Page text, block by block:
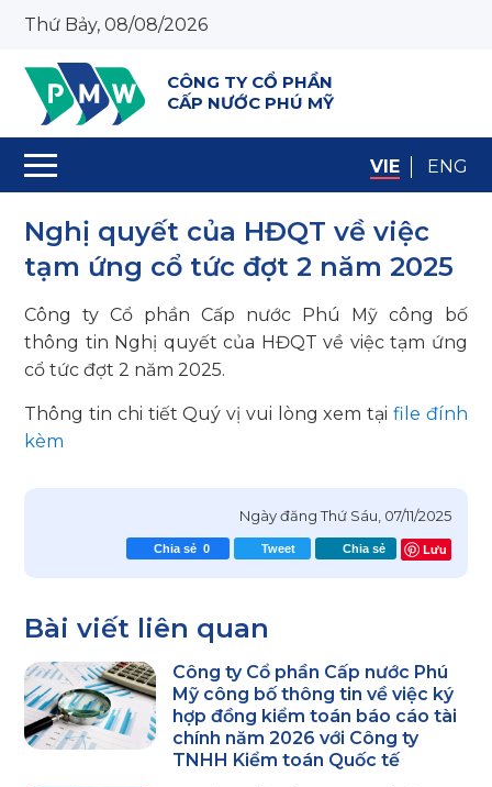
Thứ Bảy, 08/08/2026
VIE ENG
CÔNG TY CỔ PHẦN
CẤP NƯỚC PHÚ MỸ
Nghị quyết của HĐQT về việc
tạm ứng cổ tức đợt 2 năm 2025
Công ty Cổ phần Cấp nước Phú Mỹ công bố
thông tin Nghị quyết của HĐQT về việc tạm ứng
cổ tức đợt 2 năm 2025.
Thông tin chi tiết Quý vị vui lòng xem tại file đính
kèm
Ngày đăngThứ Sáu, 07/11/2025
Chia sẻ 0 Tweet Chia sẻ Lưu
Bài viết liên quan
Công ty Cổ phần Cấp nước Phú
Mỹ công bố thông tin về việc ký
hợp đồng kiểm toán báo cáo tài
chính năm 2026 với Công ty
TNHH Kiểm toán Quốc tế